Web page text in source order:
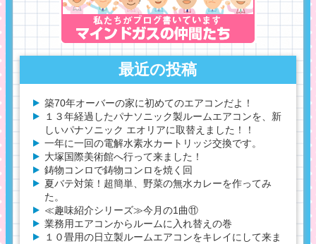
最近の投稿
築70年オーバーの家に初めてのエアコンだよ！
１３年経過したパナソニック製ルームエアコンを、新
しいパナソニック エオリアに取替えました！！
一年に一回の電解水素水カートリッジ交換です。
大塚国際美術館へ行って来ました！
鋳物コンロで鋳物コンロを焼く回
夏バテ対策！超簡単、野菜の無水カレーを作ってみ
た。
≪趣味紹介シリーズ≫今月の1曲⑪
業務用エアコンからルームに入れ替えの巻
１０畳用の日立製ルームエアコンをキレイにして来ま